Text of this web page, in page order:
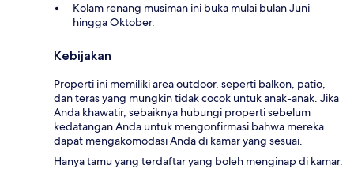
Kolam renang musiman ini buka mulai bulan Juni
hingga Oktober.
Kebijakan
Properti ini memiliki area outdoor, seperti balkon, patio,
dan teras yang mungkin tidak cocok untuk anak-anak. Jika
Anda khawatir, sebaiknya hubungi properti sebelum
kedatangan Anda untuk mengonfirmasi bahwa mereka
dapat mengakomodasi Anda di kamar yang sesuai.
Hanya tamu yang terdaftar yang boleh menginap di kamar.